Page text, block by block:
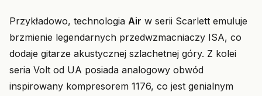
Przykładowo, technologia Air w serii Scarlett emuluje
brzmienie legendarnych przedwzmacniaczy ISA, co
dodaje gitarze akustycznej szlachetnej góry. Z kolei
seria Volt od UA posiada analogowy obwód
inspirowany kompresorem 1176, co jest genialnym